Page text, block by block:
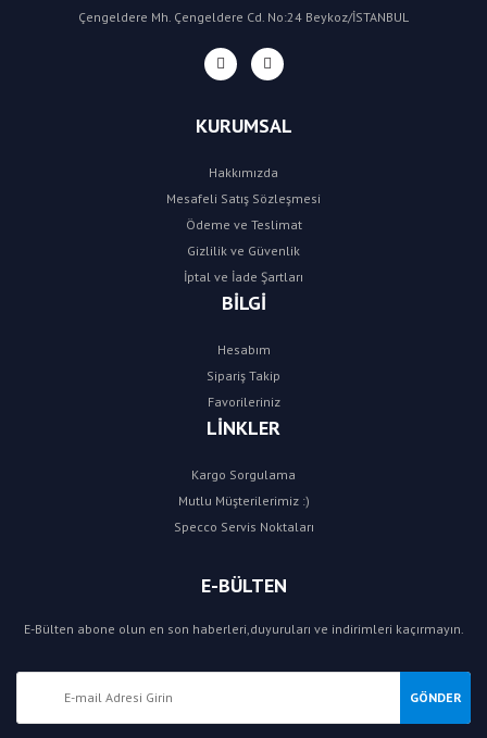
Çengeldere Mh. Çengeldere Cd. No:24 Beykoz/İSTANBUL
KURUMSAL
Hakkımızda
Mesafeli Satış Sözleşmesi
Ödeme ve Teslimat
Gizlilik ve Güvenlik
İptal ve İade Şartları
BİLGİ
Hesabım
Sipariş Takip
Favorileriniz
LİNKLER
Kargo Sorgulama
Mutlu Müşterilerimiz :)
Specco Servis Noktaları
E-BÜLTEN
E-Bülten abone olun en son haberleri,duyuruları ve indirimleri kaçırmayın.
GÖNDER